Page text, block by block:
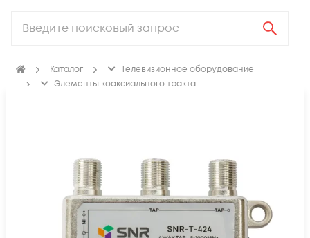
Каталог
Телевизионное оборудование
Элементы коаксиального тракта